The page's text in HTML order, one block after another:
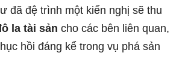
đã đệ trình một kiến ​​​​nghị sẽ thu
la tài sản cho các bên liên quan,
hồi đáng kể trong vụ phá sản